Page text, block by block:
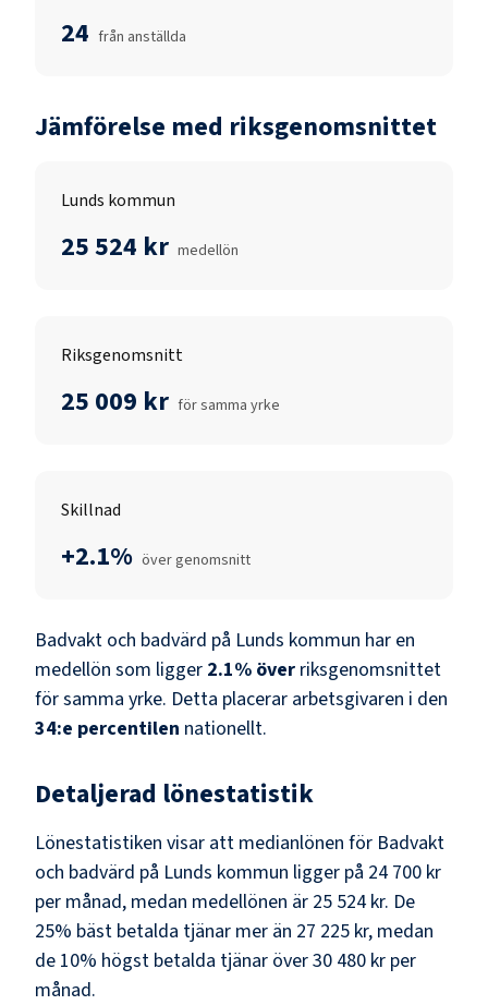
24 från anställda
Jämförelse med riksgenomsnittet
Lunds kommun
25 524 kr medellön
Riksgenomsnitt
25 009 kr för samma yrke
Skillnad
+2.1% över genomsnitt
Badvakt och badvärd på Lunds kommun har en
medellön som ligger 2.1% över riksgenomsnittet
för samma yrke. Detta placerar arbetsgivaren i den
34:e percentilen nationellt.
Detaljerad lönestatistik
Lönestatistiken visar att medianlönen för Badvakt
och badvärd på Lunds kommun ligger på 24 700 kr
per månad, medan medellönen är 25 524 kr. De
25% bäst betalda tjänar mer än 27 225 kr, medan
de 10% högst betalda tjänar över30 480 kr per
månad.